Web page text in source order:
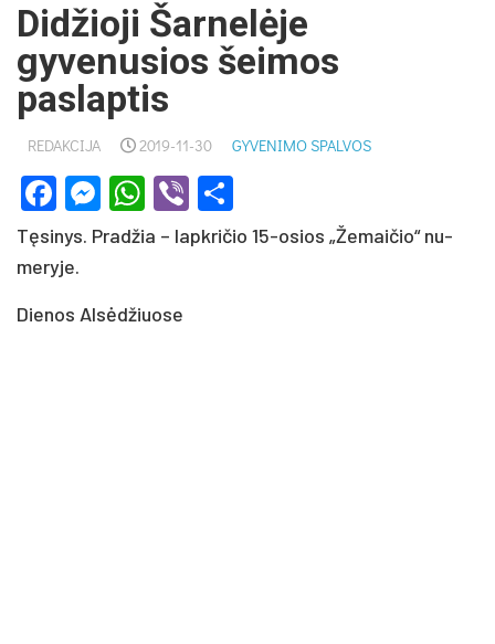
Didžioji Šarnelėje
gyvenusios šeimos
paslaptis
REDAKCIJA 2019-11-30 GYVENIMO SPALVOS
Facebook
Messenger
WhatsApp
Viber
Tę­si­nys. Pra­džia – lapk­ri­čio 15-osios „Že­mai­čio“ nu­
me­ry­je.
Die­nos Al­sė­džiuo­se